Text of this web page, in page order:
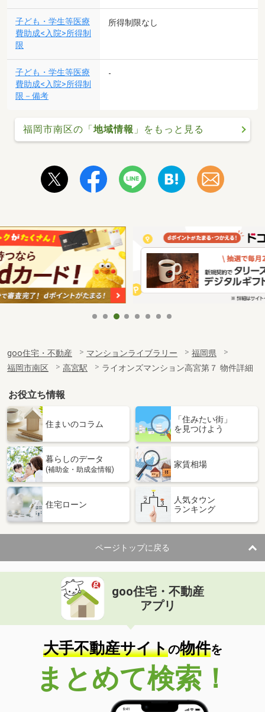
子ども・学生等医療
費助成<入院>所得制
限
所得制限なし
子ども・学生等医療
費助成<入院>所得制
限－備考
-
福岡市南区の「 地域情報 」をもっと見る
goo住宅・不動産 マンションライブラリー
福岡県
福岡市南区
高宮駅 ライオンズマンション高宮第７ 物件詳細
お役立ち情報
住まいのコラム
「住みたい街」
を見つけよう
暮らしのデータ
(補助金・助成金情報)
家賃相場
住宅ローン
人気タウン
ランキング
ページトップに戻る
goo住宅・不動産
アプリ
大手不動産サイトの物件を
まとめて検索！